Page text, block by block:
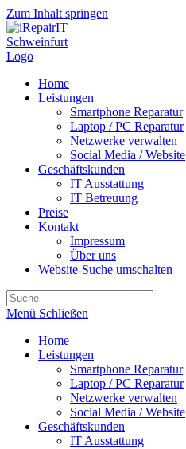
Zum Inhalt springen
Home
Leistungen
Smartphone Reparatur
Laptop / PC Reparatur
Netzwerke verwalten
Social Media / Website
Geschäftskunden
IT Ausstattung
IT Betreuung
Preise
Kontakt
Impressum
Über uns
Website-Suche umschalten
Menü Schließen
Home
Leistungen
Smartphone Reparatur
Laptop / PC Reparatur
Netzwerke verwalten
Social Media / Website
Geschäftskunden
IT Ausstattung